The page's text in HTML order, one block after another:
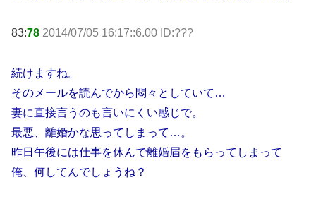
83:78 2014/07/05 16:17::6.00 ID:???
続けますね。
そのメールを読んでから悶々としていて…
妻に直接言うのも言いにくい感じで。
最悪、離婚かな思ってしまって…。
昨日午後には仕事を休んで離婚届をもらってしまって
俺、何してんでしょうね？